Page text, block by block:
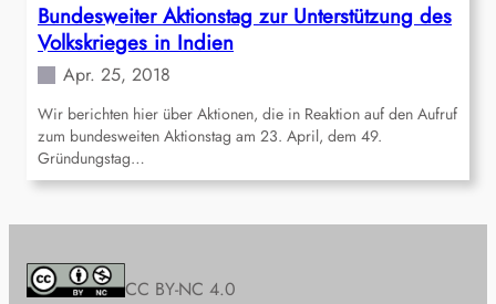
Bundesweiter Aktionstag zur Unterstützung des
Volkskrieges in Indien
Apr. 25, 2018
Wir berichten hier über Aktionen, die in Reaktion auf den Aufruf
zum bundesweiten Aktionstag am 23. April, dem 49.
Gründungstag…
CC BY-NC 4.0